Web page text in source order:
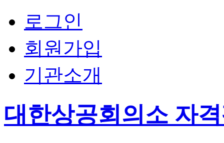
로그인
회원가입
기관소개
대한상공회의소 자